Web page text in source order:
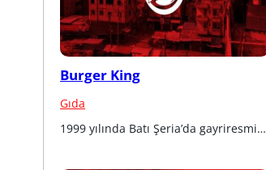
Burger King
Gıda
1999 yılında Batı Şeria’da gayriresmi…